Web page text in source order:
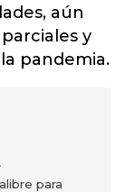
aún
y
pandemia.
para